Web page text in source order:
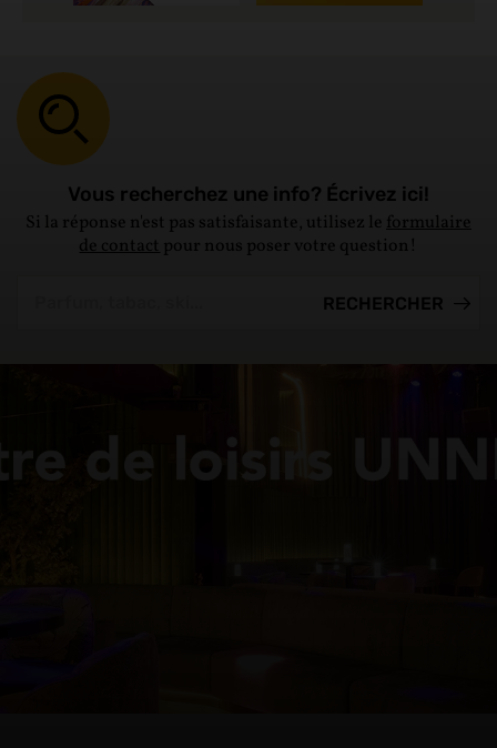
Vous recherchez une info? Écrivez ici!
Si la réponse n'est pas satisfaisante, utilisez leformulaire
de contactpour nous poser votre question!